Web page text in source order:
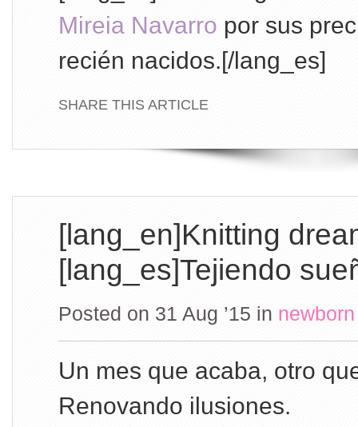
Mireia Navarro por sus
recién nacidos.[/lang_es]
SHARE THIS ARTICLE
[lang_en]Knitting
[lang_es]Tejiendo
Posted on 31 Aug ’15 in newborn
Un mes que acaba, otro
Renovando ilusiones.